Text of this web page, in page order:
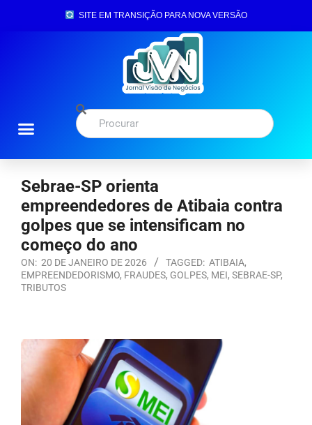
SITE EM TRANSIÇÃO PARA NOVA VERSÃO
Sebrae-SP orienta
empreendedores de Atibaia contra
golpes que se intensificam no
começo do ano
ON: 20 DE JANEIRO DE 2026 TAGGED: ATIBAIA,
EMPREENDEDORISMO, FRAUDES, GOLPES, MEI, SEBRAE-SP,
TRIBUTOS